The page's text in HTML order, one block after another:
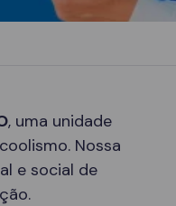
, uma unidade
Nossa
e social de